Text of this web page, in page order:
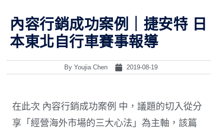
內容行銷成功案例｜捷安特 日
本東北自行車賽事報導
By Youjia Chen 2019-08-19
在此次 內容行銷成功案例 中，議題的切入從分
享「經營海外市場的三大心法」為主軸，該篇